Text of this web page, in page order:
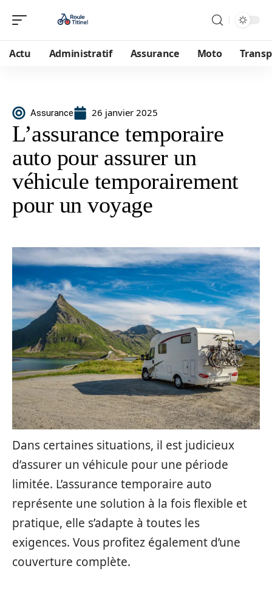
Actu Administratif Assurance Moto
Assurance 26 janvier 2025
L’assurance temporaire
auto pour assurer un
véhicule temporairement
pour un voyage
Dans certaines situations, il est judicieux
d’assurer un véhicule pour une période
limitée. L’assurance temporaire auto
représente une solution à la fois flexible et
pratique, elle s’adapte à toutes les
exigences. Vous profitez également d’une
couverture complète.